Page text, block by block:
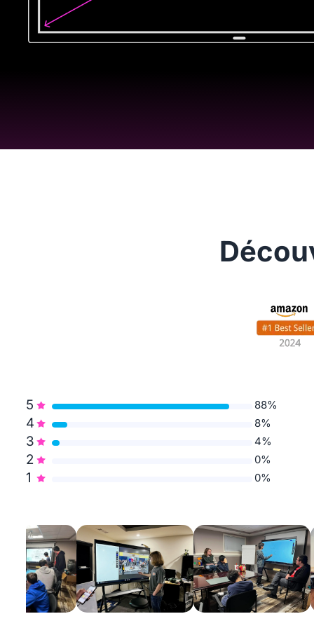
5 88%
4 8%
3 4%
2 0%
1 0%